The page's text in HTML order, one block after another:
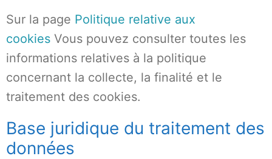
Sur la page Politique relative aux
cookies Vous pouvez consulter toutes les
informations relatives à la politique
concernant la collecte, la finalité et le
traitement des cookies.
Base juridique du traitement des
données